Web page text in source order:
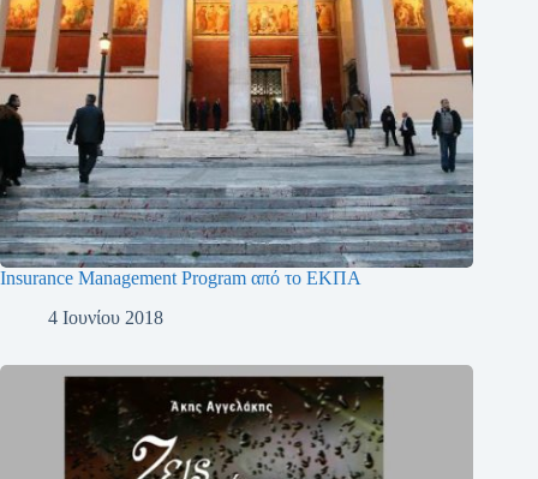
Insurance Management Program από το ΕΚΠΑ
4 Ιουνίου 2018